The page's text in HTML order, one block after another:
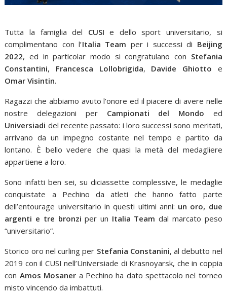
Tutta la famiglia del CUSI e dello sport universitario, si
complimentano con l’Italia Team per i successi di Beijing
2022, ed in particolar modo si congratulano con Stefania
Constantini, Francesca Lollobrigida, Davide Ghiotto e
Omar Visintin.
Ragazzi che abbiamo avuto l’onore ed il piacere di avere nelle
nostre delegazioni per Campionati del Mondo ed
Universiadi del recente passato: i loro successi sono meritati,
arrivano da un impegno costante nel tempo e partito da
lontano. È bello vedere che quasi la metà del medagliere
appartiene a loro.
Sono infatti ben sei, su diciassette complessive, le medaglie
conquistate a Pechino da atleti che hanno fatto parte
dell’entourage universitario in questi ultimi anni: un oro, due
argenti e tre bronzi per un Italia Team dal marcato peso
“universitario”.
Storico oro nel curling per Stefania Constanini, al debutto nel
2019 con il CUSI nell’Universiade di Krasnoyarsk, che in coppia
con Amos Mosaner a Pechino ha dato spettacolo nel torneo
misto vincendo da imbattuti.